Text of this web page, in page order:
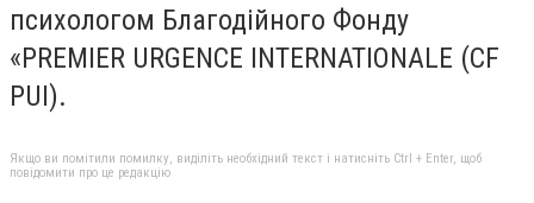
психологом Благодійного Фонду
«PREMIER URGENCE INTERNATIONALE (CF
PUI).
Якщо ви помітили помилку, виділіть необхідний текст і натисніть Ctrl + Enter, щоб
повідомити про це редакцію